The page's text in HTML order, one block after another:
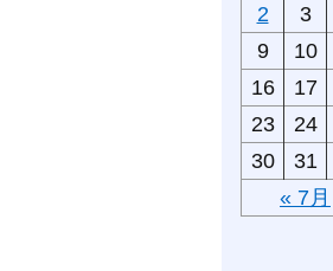
« 7月
2
3
9
10
16
17
23
24
30
31